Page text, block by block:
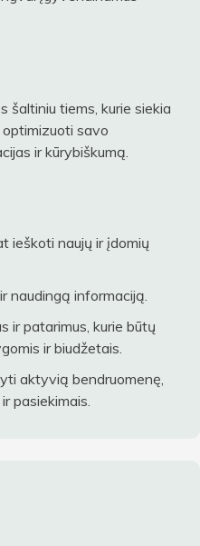
šaltiniu tiems, kurie siekia
savo
ir kūrybiškumą.
ieškoti naujų ir įdomių
naudingą informaciją.
ir patarimus, kurie būtų
ir biudžetais.
aktyvią bendruomenę,
pasiekimais.